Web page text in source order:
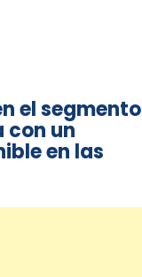
el segmento
con un
en las